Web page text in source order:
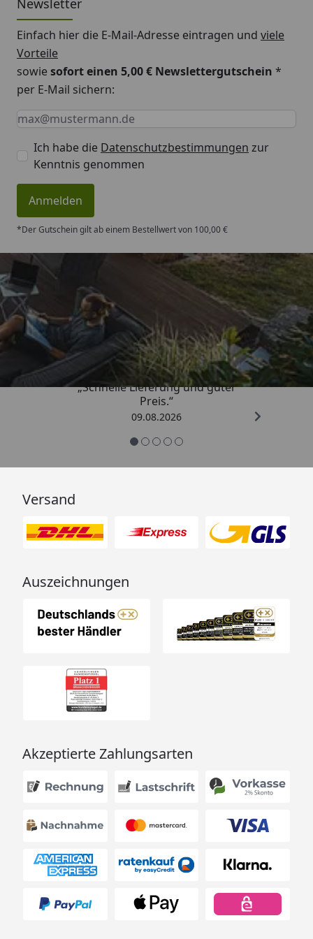
Newsletter
Einfach hier die E-Mail-Adresse eintragen und viele
Vorteile
sowiesofort einen 5,00 € Newslettergutschein *
per E-Mail sichern:
Keine Eingabe erforderlich
Eingabe erforderlich
E-Mail *
Ich habe die Datenschutzbestimmungen zur
Kenntnis genommen
Anmelden
*Der Gutschein gilt ab einem Bestellwert von 100,00 €
Trusted Shops
4,83/ 5
„Schnelle Lieferung und guter
Preis.“
09.08.2026
Versand
Auszeichnungen
Akzeptierte Zahlungsarten